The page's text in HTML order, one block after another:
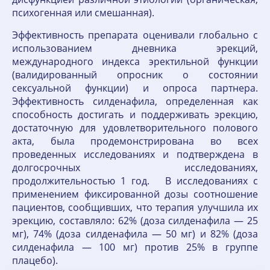
психогенная или смешанная).
Эффективность препарата оценивали глобально с
использованием дневника эрекций,
международного индекса эректильной функции
(валидированный опросник о состоянии
сексуальной функции) и опроса партнера.
Эффективность силденафила, определенная как
способность достигать и поддерживать эрекцию,
достаточную для удовлетворительного полового
акта, была продемонстрирована во всех
проведенных исследованиях и подтверждена в
долгосрочных исследованиях,
продолжительностью 1 год. В исследованиях с
применением фиксированной дозы соотношение
пациентов, сообщивших, что терапия улучшила их
эрекцию, составляло: 62% (доза силденафила — 25
мг), 74% (доза силденафила — 50 мг) и 82% (доза
силденафила — 100 мг) против 25% в группе
плацебо).